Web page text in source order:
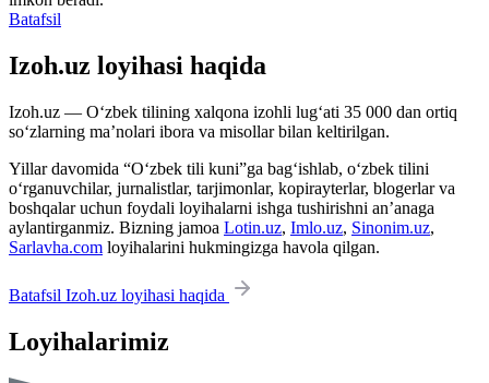
Batafsil
Izoh.uz loyihasi haqida
Izoh.uz — O‘zbek tilining xalqona izohli lug‘ati 35 000 dan ortiq
so‘zlarning ma’nolari ibora va misollar bilan keltirilgan.
Yillar davomida “O‘zbek tili kuni”ga bag‘ishlab, o‘zbek tilini
o‘rganuvchilar, jurnalistlar, tarjimonlar, kopirayterlar, blogerlar va
boshqalar uchun foydali loyihalarni ishga tushirishni an’anaga
aylantirganmiz. Bizning jamoa Lotin.uz, Imlo.uz, Sinonim.uz,
Sarlavha.com loyihalarini hukmingizga havola qilgan.
Batafsil Izoh.uz loyihasi haqida
Loyihalarimiz